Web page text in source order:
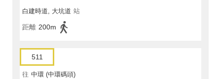
白建時道, 大坑道 站
距離 200m
511
往 中環 (中環碼頭)